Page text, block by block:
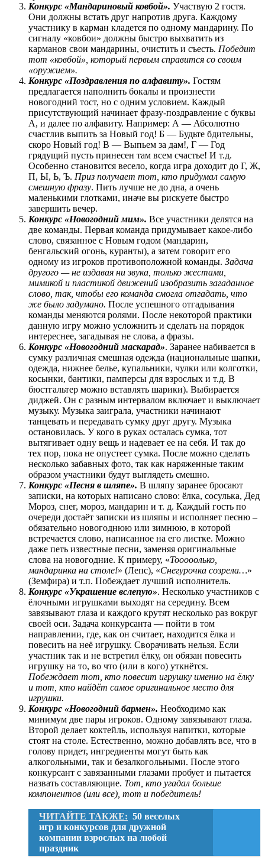
Конкурс «Мандариновый ковбой». Участвую 2 гостя.
Они должны встать друг напротив друга. Каждому
участнику в карман кладется по одному мандарину. По
сигналу «ковбои» должны быстро выхватить из
карманов свои мандарины, очистить и съесть. Победит
тот «ковбой», который первым справится со своим
«оружием».
Конкурс «Поздравления по алфавиту». Гостям
предлагается наполнить бокалы и произнести
новогодний тост, но с одним условием. Каждый
присутствующий начинает фразу-поздравление с буквы
А, и далее по алфавиту. Например: А — Абсолютно
счастлив выпить за Новый год! Б — Будьте бдительны,
скоро Новый год! В — Выпьем за дам!, Г — Год
грядущий пусть принесен там всем счастье! И т.д.
Особенно становится весело, когда игра доходит до Г, Ж,
П, Ы, Ь, Ъ. Приз получает тот, кто придумал самую
смешную фразу. Пить лучше не до дна, а очень
маленькими глотками, иначе вы рискуете быстро
завершить вечер.
Конкурс «Новогодний мим». Все участники делятся на
две команды. Первая команда придумывает какое-либо
слово, связанное с Новым годом (мандарин,
бенгальский огонь, куранты), а затем говорит его
одному из игроков противоположной команды. Задача
другого — не издавая ни звука, только жестами,
мимикой и пластикой движений изобразить загаданное
слово, так, чтобы его команда смогла отгадать, что
же было задумано. После успешного отгадывания
команды меняются ролями. После некоторой практики
данную игру можно усложнить и сделать на порядок
интереснее, загадывая не слова, а фразы.
Конкурс «Новогодний маскарад». Заранее набивается в
сумку различная смешная одежда (национальные шапки,
одежда, нижнее белье, купальники, чулки или колготки,
косынки, бантики, памперсы для взрослых и т.д. В
бюстгальтер можно вставлять шарики). Выбирается
диджей. Он с разным интервалом включает и выключает
музыку. Музыка заиграла, участники начинают
танцевать и передавать сумку друг другу. Музыка
остановилась. У кого в руках осталась сумка, тот
вытягивает одну вещь и надевает ее на себя. И так до
тех пор, пока не опустеет сумка. После можно сделать
несколько забавных фото, так как наряженные таким
образом участники будут выглядеть смешно.
Конкурс «Песня в шляпе». В шляпу заранее бросают
записки, на которых написано слово: ёлка, сосулька, Дед
Мороз, снег, мороз, мандарин и т. д. Каждый гость по
очереди достаёт записки из шляпы и исполняет песню –
обязательно новогоднюю или зимнюю, в которой
встречается слово, написанное на его листке. Можно
даже петь известные песни, заменяя оригинальные
слова на новогодние. К примеру, «Тооооолько,
мандаринка на столе!» (Лепс), «Снегурочка созрела…»
(Земфира) и т.п. Побеждает лучший исполнитель.
Конкурс «Украшение вслепую». Несколько участников с
ёлочными игрушками выходят на середину. Всем
завязывают глаза и каждого крутят несколько раз вокруг
своей оси. Задача конкурсанта — пойти в том
направлении, где, как он считает, находится ёлка и
повесить на неё игрушку. Сворачивать нельзя. Если
участник так и не встретил ёлку, он обязан повесить
игрушку на то, во что (или в кого) уткнётся.
Побеждает тот, кто повесит игрушку именно на ёлку
и тот, кто найдёт самое оригинальное место для
игрушки.
Конкурс «Новогодний бармен». Необходимо как
минимум две пары игроков. Одному завязывают глаза.
Второй делает коктейль, используя напитки, которые
стоят на столе. Естественно, можно добавлять все, что в
голову придет, ингредиенты могут быть как
алкогольными, так и безалкогольными. После этого
конкурсант с завязанными глазами пробует и пытается
назвать составляющие. Тот, кто угадал больше
компонентов (или все), тот и победитель!
ЧИТАЙТЕ ТАКЖЕ: 50 веселых
игр и конкурсов для дружной
компании взрослых на любой
праздник